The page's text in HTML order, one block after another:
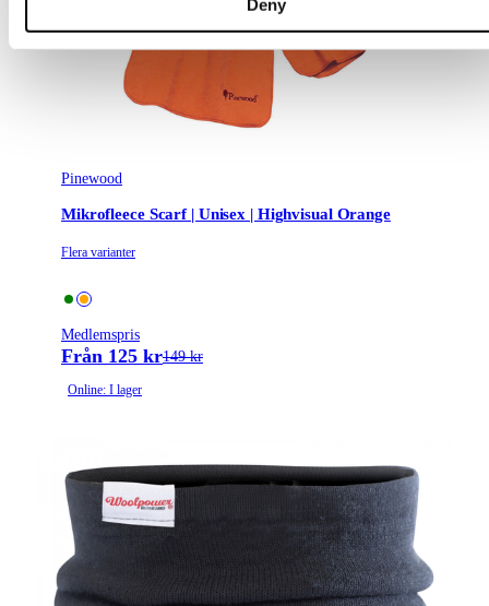
Deny
Pinewood
Mikrofleece Scarf | Unisex | Highvisual Orange
Flera varianter
Medlemspris
Från 125 kr149 kr
Online: I lager